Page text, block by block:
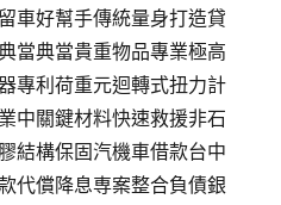
車好幫手傳統量身打造貸
當典當貴重物品專業極高
專利荷重元迴轉式扭力計
中關鍵材料快速救援非石
結構保固汽機車借款台中
代償降息専案整合負債銀